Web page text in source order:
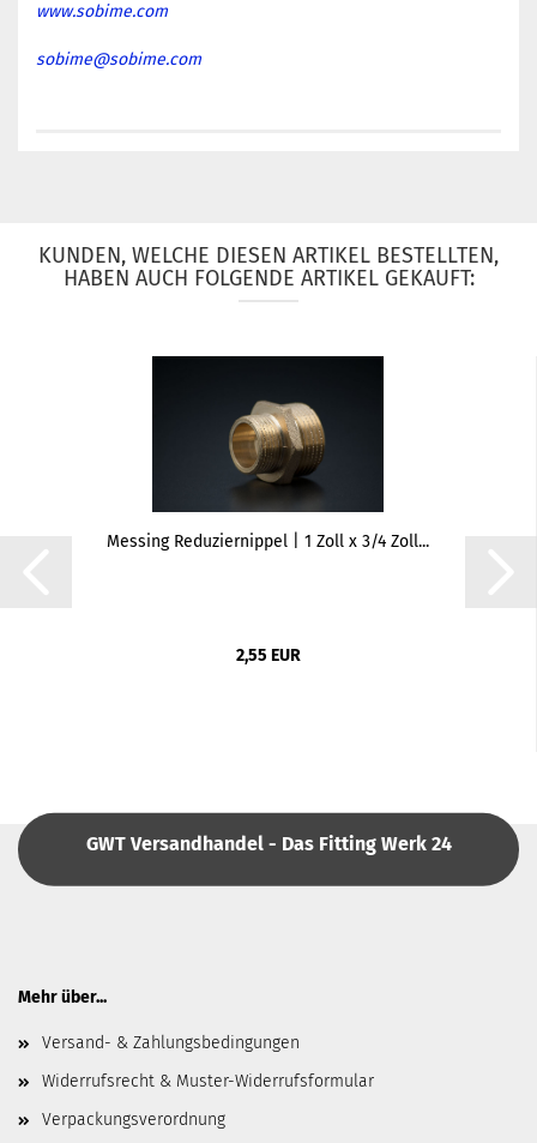
www.sobime.com
sobime@sobime.com
KUNDEN, WELCHE DIESEN ARTIKEL BESTELLTEN,
HABEN AUCH FOLGENDE ARTIKEL GEKAUFT:
Messing Reduziernippel | 1 Zoll x 3/4 Zoll...
2,55 EUR
GWT Versandhandel - Das Fitting Werk 24
Mehr über...
Versand- & Zahlungsbedingungen
Widerrufsrecht & Muster-Widerrufsformular
Verpackungsverordnung